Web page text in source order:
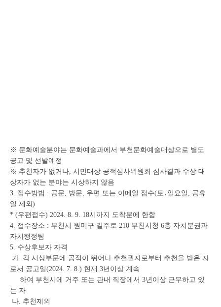
※ 문화예술분야는 문화예술과에서 부천문화예술대상으로 별도
공고 및 선발예정
※ 추천자가 없거나, 시민대상 공적심사위원회 심사결과 수상 대
상자가 없는 분야는 시상하지 않음
3. 접수방법 : 공문, 방문, 우편 또는 이메일 접수(토․일요일, 공휴
일 제외)
* (우편접수) 2024. 8. 9. 18시까지 도착분에 한함
4. 접수장소 : 부천시 원미구 길주로 210 부천시청 6층 자치분권과
자치행정팀
5. 수상후보자 자격
가. 각 시상부문에 공적이 뛰어나 추천권자로부터 추천을 받은 자
로서 공고일(2024. 7. 8.) 현재 3년이상 계속
하여 부천시에 거주 또는 관내 직장에서 3년이상 근무하고 있
는 자
나. 추천제외